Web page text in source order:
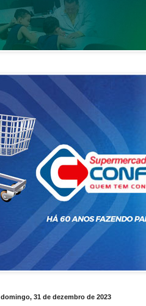
domingo, 31 de dezembro de 2023